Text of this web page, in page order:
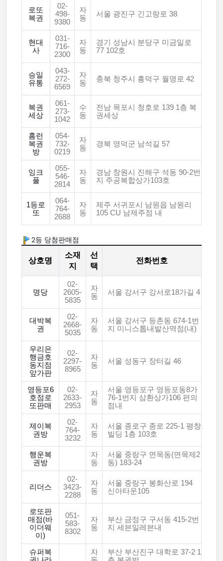
로또
복권
02-
498-
9380
자
동
서울 광진구 긴고랑로 38
현대
사
031-
716-
2300
자
동
경기 성남시 분당구 미금일로
77 102호
승일
유통
043-
272-
6569
자
동
충북 청주시 흥덕구 월명로 42
복권
세상
061-
273-
1042
수
동
전남 목포시 청호로 139 1층 복
권세상
홈런
복권
방
054-
732-
0219
자
동
경북 영덕군 남석길 57
잉크
풀
055-
546-
2814
자
동
경남 창원시 진해구 석동 90-2번
지 주공복합상가103호
1등로
또
064-
764-
2688
자
동
제주 서귀포시 남원읍 남원리
105 CU 남제주점 내
2등 당첨판매점
상호명
소재
지
선
택
전화번호
명당
02-
2605-
5835
자
동
서울 강서구 강서로18가길 4
대박복
권
02-
2668-
5035
자
동
서울 강서구 등촌동 674-1번
지 미니스톱내발산역점(내)
우리은
행금호
동지점
앞가판
02-
2297-
8965
자
동
서울 성동구 장터길 46
영등포6
호점로
또판매
02-
2633-
2953
자
동
서울 영등포구 영등포동8가
76-1번지 삼환상가106 편의
점내
제이복
권방
02-
764-
3232
자
동
서울 종로구 종로 225-1 평창
빌딩 1층 103호
행운복
권방
자
동
서울 중랑구 면목동(면목제2
동) 183-24
리더스
02-
3423-
2288
자
동
서울 중랑구 봉화산로 194
신아타운105
로또판
매점(바
이더웨
이)
051-
583-
8302
자
동
부산 금정구 구서동 415-2번
지 세븐일레븐내
슈퍼복
자
부산 부산진구 대학로 37-2 1